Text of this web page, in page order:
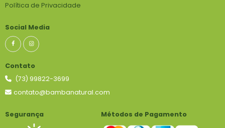
Política de Privacidade
Social Media
Contato
(73) 99822-3699
contato@bambanatural.com
Segurança Métodos de Pagamento